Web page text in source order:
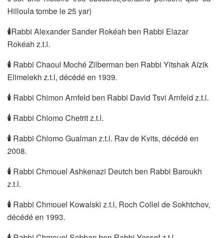
Hilloula tombe le 25 yar)
🕯Rabbi Alexander Sander Rokéah ben Rabbi Elazar
Rokéah z.t.l.
🕯 Rabbi Chaoul Moché Zilberman ben Rabbi Yitshak Aïzik
Elimelekh z.t.l, décédé en 1939.
🕯 Rabbi Chimon Arnfeld ben Rabbi David Tsvi Arnfeld z.t.l.
🕯 Rabbi Chlomo Chetrit z.t.l.
🕯 Rabbi Chlomo Gualman z.t.l. Rav de Kvits, décédé en
2008.
🕯 Rabbi Chmouel Ashkenazi Deutch ben Rabbi Baroukh
z.t.l.
🕯 Rabbi Chmouel Kowalski z.t.l, Roch Collel de Sokhtchov,
décédé en 1993.